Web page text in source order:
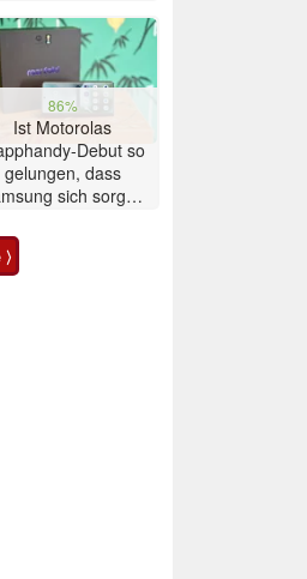
86%
Ist Motorolas
Debut so
gelungen, dass
sich sorgen
im Test